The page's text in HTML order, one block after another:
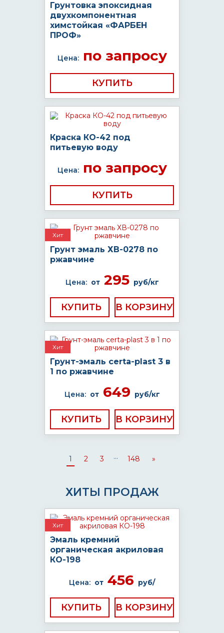
Грунтовка эпоксидная
двухкомпонентная
химстойкая «ФАРБЕН
ПРОФ»
Цена:по запросу
КУПИТЬ
Краска КО-42 под
питьевую воду
Цена:по запросу
КУПИТЬ
Хит
Грунт эмаль ХВ-0278 по
ржавчине
Цена: от295 руб/кг
КУПИТЬ
Хит
Грунт-эмаль certa-plast 3 в
1 по ржавчине
Цена: от649 руб/кг
КУПИТЬ
1 2 3 ... 148 »
ХИТЫ ПРОДАЖ
Хит
Эмаль кремний
органическая акриловая
КО-198
Цена: от 456 руб/
КУПИТЬ